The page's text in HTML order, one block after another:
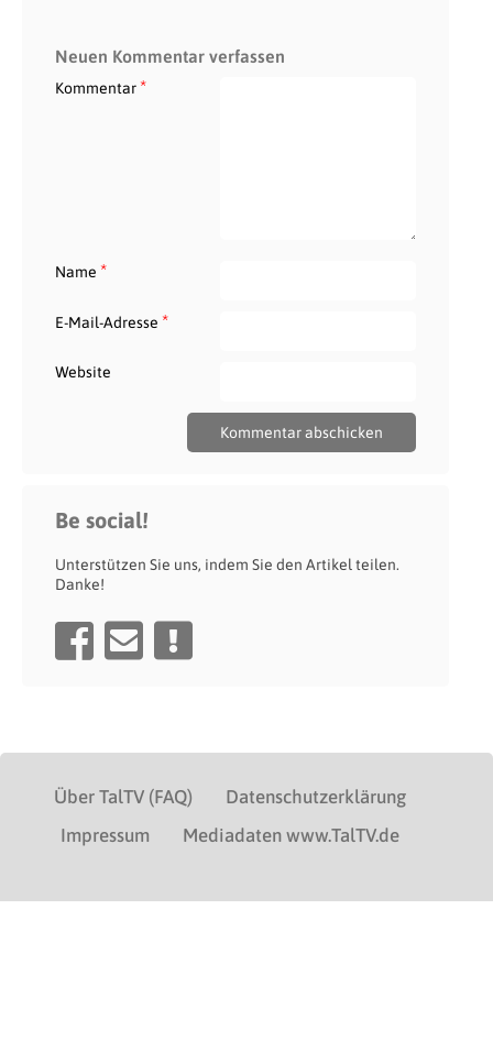
Neuen Kommentar verfassen
Kommentar*
Name *
E-Mail-Adresse *
Website
Be social!
Unterstützen Sie uns, indem Sie den Artikel teilen.
Danke!
Über TalTV (FAQ)
Datenschutzerklärung
Impressum
Mediadaten www.TalTV.de